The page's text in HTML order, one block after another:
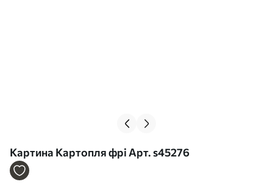
Картина Картопля фрі Арт. s45276